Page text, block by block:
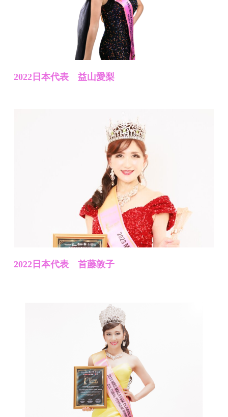
2022日本代表 益山愛梨
2022日本代表 首藤敦子